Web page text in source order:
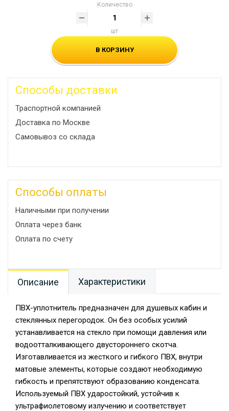
Количество
шт
В КОРЗИНУ
Способы доставки
Траспортной компанией
Доставка по Москве
Самовывоз со склада
Способы оплаты
Наличными при получении
Оплата через банк
Оплата по счету
Описание Характеристики
ПВХ-уплотнитель предназначен для душевых кабин и
стеклянных перегородок. Он без особых усилий
устанавливается на стекло при помощи давления или
водоотталкивающего двустороннего скотча.
Изготавливается из жесткого и гибкого ПВХ, внутри
матовые элементы, которые создают необходимую
гибкость и препятствуют образованию конденсата.
Используемый ПВХ ударостойкий, устойчив к
ультрафиолетовому излучению и соответствует